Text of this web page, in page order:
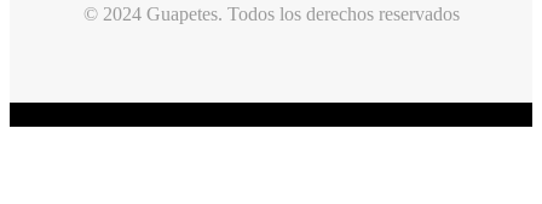
© 2024 Guapetes. Todos los derechos reservados